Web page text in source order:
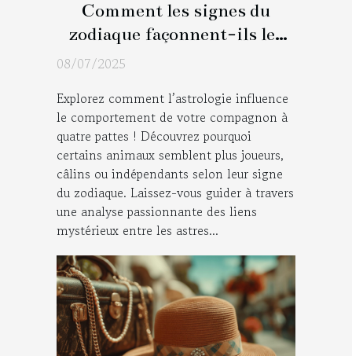
Comment les signes du
zodiaque façonnent-ils les
traits de votre animal ?
08/07/2025
Explorez comment l’astrologie influence
le comportement de votre compagnon à
quatre pattes ! Découvrez pourquoi
certains animaux semblent plus joueurs,
câlins ou indépendants selon leur signe
du zodiaque. Laissez-vous guider à travers
une analyse passionnante des liens
mystérieux entre les astres...